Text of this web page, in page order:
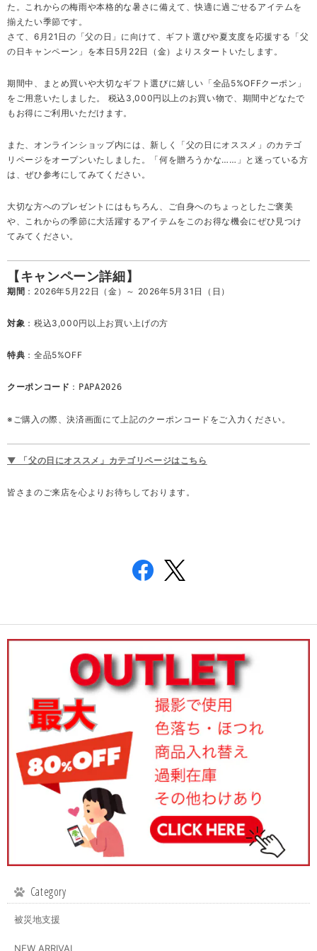
た。これからの梅雨や本格的な暑さに備えて、快適に過ごせるアイテムを
揃えたい季節です。
さて、6月21日の「父の日」に向けて、ギフト選びや夏支度を応援する「父
の日キャンペーン」を本日5月22日（金）よりスタートいたします。
期間中、まとめ買いや大切なギフト選びに嬉しい「全品5%OFFクーポン」
をご用意いたしました。 税込3,000円以上のお買い物で、期間中どなたで
もお得にご利用いただけます。
また、オンラインショップ内には、新しく「父の日にオススメ」のカテゴ
リページをオープンいたしました。「何を贈ろうかな……」と迷っている方
は、ぜひ参考にしてみてください。
大切な方へのプレゼントにはもちろん、ご自身へのちょっとしたご褒美
や、これからの季節に大活躍するアイテムをこのお得な機会にぜひ見つけ
てみてください。
【キャンペーン詳細】
期間 ：2026年5月22日（金）～ 2026年5月31日（日）
対象 ：税込3,000円以上お買い上げの方
特典 ：全品5%OFF
クーポンコード ： PAPA2026
※ご購入の際、決済画面にて上記のクーポンコードをご入力ください。
▼ 「父の日にオススメ」カテゴリページはこちら
皆さまのご来店を心よりお待ちしております。
Category
被災地支援
NEW ARRIVAL